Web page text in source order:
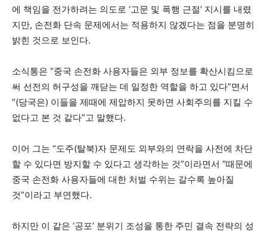
에 책임을 전가하려는 의도로 ‘고문 및 폭행 근절’ 지시를 내렸
지만, 손전화 단속 문제에서는 적용하지 않겠다는 점을 분명히
밝힌 것으로 보인다.
소식통은 “중국 손전화 사용자들은 외부 정보를 확산시킴으로
써 선전의 허구성을 깨닫는 데 일정한 역할을 하고 있다”면서
“(당국은) 이들을 제때에 제압하지 못하면 사회주의를 지킬 수
없다고 본 것 같다”고 말했다.
이어 그는 “도주(탈북)자 문제도 외부와의 연락을 사전에 차단
할 수 있다면 방지할 수 있다고 생각하는 것”이라면서 “때문에
중국 손전화 사용자들에 대한 처벌 수위는 갈수록 높아질
것”이라고 부연했다.
하지만 이 같은 ‘공포’ 분위기 조성을 통한 주민 결속 전략의 성